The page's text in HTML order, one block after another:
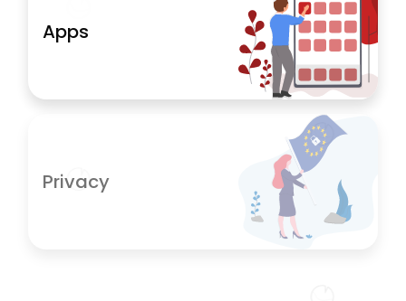
Apps
Privacy